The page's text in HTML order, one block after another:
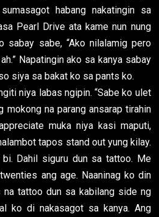
habang nakatingin sa
Pearl Drive ata kame nun nung
sabay sabe, “Ako nilalamig pero
Napatingin ako sa kanya sabay
siya sa bakat ko sa pants ko.
niya labas ngipin. “Sabe ko ulet
mokong na parang ansarap tirahin
muka niya kasi maputi,
tapos stand out yung kilay.
Dahil siguru dun sa tattoo. Me
ang age. Naaninag ko din
na tattoo dun sa kabilang side ng
ko di nakasagot sa kanya. Ang